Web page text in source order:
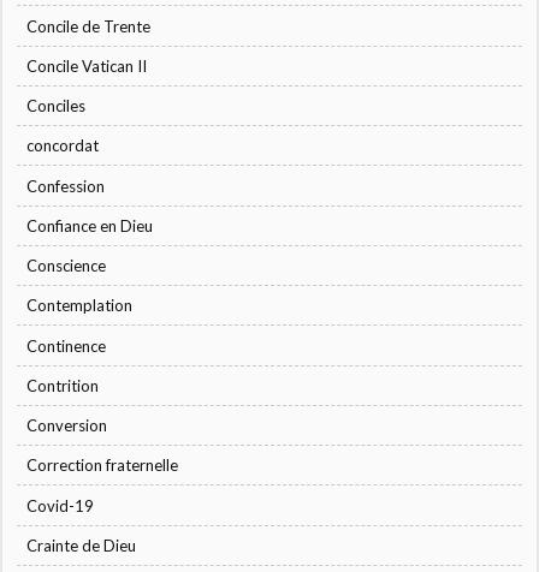
Concile de Trente
Concile Vatican II
Conciles
concordat
Confession
Confiance en Dieu
Conscience
Contemplation
Continence
Contrition
Conversion
Correction fraternelle
Covid-19
Crainte de Dieu